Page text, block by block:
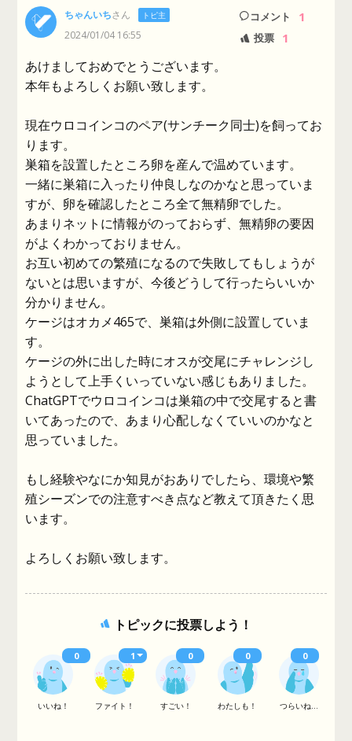
ちゃんいちさん トピ主
2024/01/04 16:55
コメント 1
投票 1
あけましておめでとうございます。
本年もよろしくお願い致します。
現在ウロコインコのペア(サンチーク同士)を飼ってお
ります。
巣箱を設置したところ卵を産んで温めています。
一緒に巣箱に入ったり仲良しなのかなと思っていま
すが、卵を確認したところ全て無精卵でした。
あまりネットに情報がのっておらず、無精卵の要因
がよくわかっておりません。
お互い初めての繁殖になるので失敗してもしょうが
ないとは思いますが、今後どうして行ったらいいか
分かりません。
ケージはオカメ465で、巣箱は外側に設置していま
す。
ケージの外に出した時にオスが交尾にチャレンジし
ようとして上手くいっていない感じもありました。
ChatGPTでウロコインコは巣箱の中で交尾すると書
いてあったので、あまり心配しなくていいのかなと
思っていました。
もし経験やなにか知見がおありでしたら、環境や繁
殖シーズンでの注意すべき点など教えて頂きたく思
います。
よろしくお願い致します。
トピックに投票しよう！
いいね！ ファイト！ すごい！ わたしも！ つらいね...
0 1 0 0 0